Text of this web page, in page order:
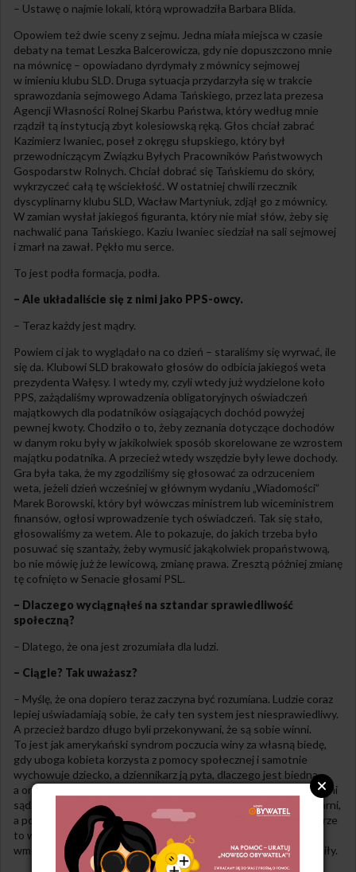
– Ustawę o najmie lokali, którą wprowadziła Barbara Blida.
Opowiem też dwie sceny z sejmu. Jedna miała miejsca w czasie
debaty na temat Leszka Balcerowicza, gdy nie dopuszczono mnie
na mównicę – opowiadano dyrdymały z mównicy sejmowej
w imieniu klubu SLD. Druga sytuacja przydarzyła się w trakcie
sprawozdania sejmowego Adama Tańskiego, przez lata prezesa
Agencji Własności Rolnej Skarbu Państwa, który według mnie
rządził tą instytucją zbyt kolesiowską ręką. Głos chciał zabrać
Kazimierz Iwaniec, poseł z okręgu słupskiego, który był
przewodniczącym Związku Byłych Pracowników Państwowych
Gospodarstw Rolnych. Chciał dobrać się Tańskiemu do skóry,
wykrzyczeć całą tę wściekłość. W ostatniej chwili rzecznik
dyscyplinarny klubu SLD, Wacław Martyniuk, zdjął go z mównicy.
W zamian wysłał jakiegoś figuranta, który nie miał słów, żeby się
nachwalić pana Tańskiego. Kaziu Iwaniec siedział na sali sejmowej
i zmarł na zawał. Pękło mu serce.
To jest podła formacja, podła.
– Ale układaliście się z nimi jako PPS-owcy.
– Teraz każdy jest mądry.
Powiem ci jak to wyglądało na co dzień – staraliśmy się wyrwać, ile
się da. Klubowi SLD brakowało głosów do odbicia jakiegoś weta
prezydenta Wałęsy. I wtedy my, czyli wtedy już wydzielone koło
PPS, zażądaliśmy wprowadzenia obligatoryjnych oświadczeń
majątkowych dla podatników osiągających dochód powyżej
pewnej kwoty. Chodziło o to, żeby zeznania dotyczące dochodów
w danym roku były w jakikolwiek sposób skorelowane ze wzrostem
majątku podatnika. A przecież wtedy wszędzie były lewe dochody.
Gra była taka, że my zgodziliśmy się głosować za odrzuceniem
weta, jeżeli dzień wcześniej w głównym wydaniu „Wiadomości”
Marek Borowski, który był wówczas ministrem lub wiceministrem
finansów, ogłosi wprowadzenie tych oświadczeń. Tak się stało,
głosowaliśmy za wetem. Ale to pokazuje, do jakich trzeba było
posuwać się szantaży, żeby wymusić jakąkolwiek propaństwową,
bo nie mówię już że lewicową, zmianę prawa. Zresztą później zmianę
tę cofnięto w Senacie głosami PSL.
– Dlaczego wyciągnąłeś na sztandar sprawiedliwość
społeczną?
– Dlatego, że ona jest zrozumiała dla ludzi.
– Ciągle? Tak uważasz?
– Myślę, że ona dopiero teraz zaczyna być rozumiana. Ludzie coraz
lepiej uświadamiają sobie, że cały ten system jest niesprawiedliwy.
A przecież bardzo długo byli przekonywani, że są sobie winni.
To jest jak amerykański syndrom poczucia winy za własną biedę,
gdy uboga kobieta korzysta z pomocy społecznej i samotnie
wychowuje dziecko, a dziennikarz ją pyta, dlaczego jest biedna,
a ona mówi: bo jestem leniwa. On na to: jak to możliwe, że tak pani
sądzi, skoro wstaje pani o drugiej w nocy i idzie do pracy w piekarni,
a potem zajmuje się dzieckiem. Ona na to: nie wiem. Ale my dobrze
to widzimy z dystansu – poprzez różnoraką przemoc kulturową
wmówiono jej, że bieda to lenistwo. Nawet jeśli pracuje ponad siły.